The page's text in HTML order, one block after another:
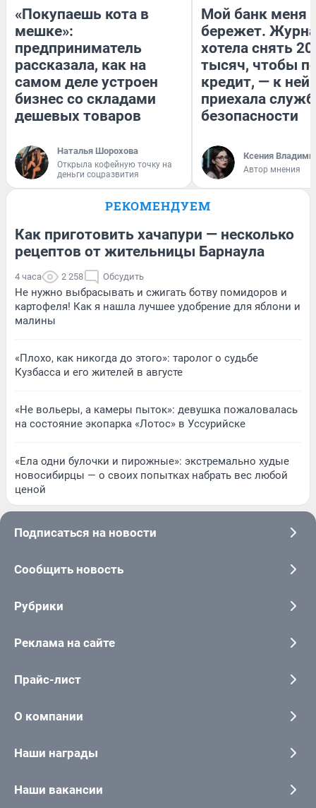
«Покупаешь кота в
мешке»:
предприниматель
рассказала, как на
самом деле устроен
бизнес со складами
дешевых товаров
Наталья Шорохова
Открыла кофейную точку на
деньги соцразвития
Мой банк меня
бережет.
хотела снять
тысяч, чтобы
кредит, — к
приехала
безопасности
Ксения
Автор мнения
РЕКОМЕНДУЕМ
Как приготовить хачапури — несколько
рецептов от жительницы Барнаула
4 часа 2 258 Обсудить
Не нужно выбрасывать и сжигать ботву помидоров и
картофеля! Как я нашла лучшее удобрение для яблони и
малины
«Плохо, как никогда до этого»: таролог о судьбе
Кузбасса и его жителей в августе
«Не вольеры, а камеры пыток»: девушка пожаловалась
на состояние экопарка «Лотос» в Уссурийске
«Ела одни булочки и пирожные»: экстремально худые
новосибирцы — о своих попытках набрать вес любой
ценой
Подписаться на новости
Сообщить новость
Рубрики
Реклама на сайте
Прайс-лист
О компании
Наши награды
Наши вакансии